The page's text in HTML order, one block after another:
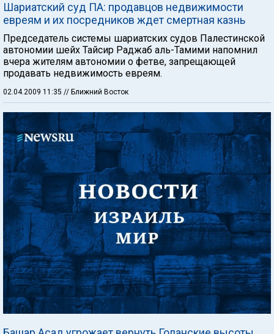
Шариатский суд ПА: продавцов недвижимости
евреям и их посредников ждет смертная казнь
Председатель системы шариатских судов Палестинской
автономии шейх Тайсир Раджаб аль-Тамими напомнил
вчера жителям автономии о фетве, запрещающей
продавать недвижимость евреям.
02.04.2009 11:35 // Ближний Восток